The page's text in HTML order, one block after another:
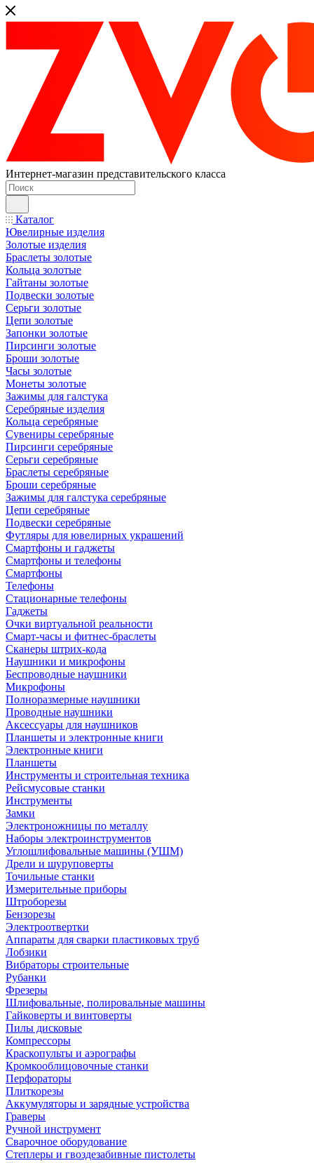
Интернет-магазин представительского класса
Каталог
Ювелирные изделия
Золотые изделия
Браслеты золотые
Кольца золотые
Гайтаны золотые
Подвески золотые
Серьги золотые
Цепи золотые
Запонки золотые
Пирсинги золотые
Броши золотые
Часы золотые
Монеты золотые
Зажимы для галстука
Серебряные изделия
Кольца серебряные
Сувениры серебряные
Пирсинги серебряные
Серьги серебряные
Браслеты серебряные
Броши серебряные
Зажимы для галстука серебряные
Цепи серебряные
Подвески серебряные
Футляры для ювелирных украшений
Смартфоны и гаджеты
Смартфоны и телефоны
Смартфоны
Телефоны
Стационарные телефоны
Гаджеты
Очки виртуальной реальности
Смарт-часы и фитнес-браслеты
Сканеры штрих-кода
Наушники и микрофоны
Беспроводные наушники
Микрофоны
Полноразмерные наушники
Проводные наушники
Аксессуары для наушников
Планшеты и электронные книги
Электронные книги
Планшеты
Инструменты и строительная техника
Рейсмусовые станки
Инструменты
Замки
Электроножницы по металлу
Наборы электроинструментов
Углошлифовальные машины (УШМ)
Дрели и шуруповерты
Точильные станки
Измерительные приборы
Штроборезы
Бензорезы
Электроотвертки
Аппараты для сварки пластиковых труб
Лобзики
Вибраторы строительные
Рубанки
Фрезеры
Шлифовальные, полировальные машины
Гайковерты и винтоверты
Пилы дисковые
Компрессоры
Краскопульты и аэрографы
Кромкооблицовочные станки
Перфораторы
Плиткорезы
Аккумуляторы и зарядные устройства
Граверы
Ручной инструмент
Сварочное оборудование
Степлеры и гвоздезабивные пистолеты